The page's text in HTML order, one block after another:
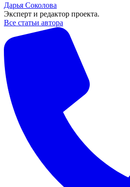
Дарья Соколова
Эксперт и редактор проекта.
Все статьи автора